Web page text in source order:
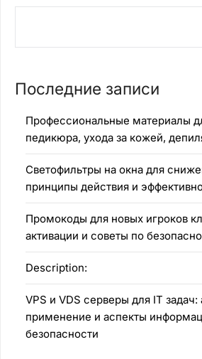
Последние записи
Профессиональные материалы
педикюра, ухода за кожей,
Светофильтры на окна для
принципы действия и
Промокоды для новых игроков
активации и советы по
Description:
VPS и VDS серверы для IT задач:
применение и аспекты
безопасности